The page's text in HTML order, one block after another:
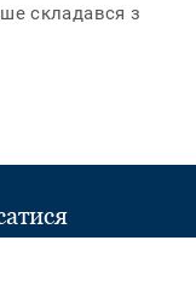
складався з